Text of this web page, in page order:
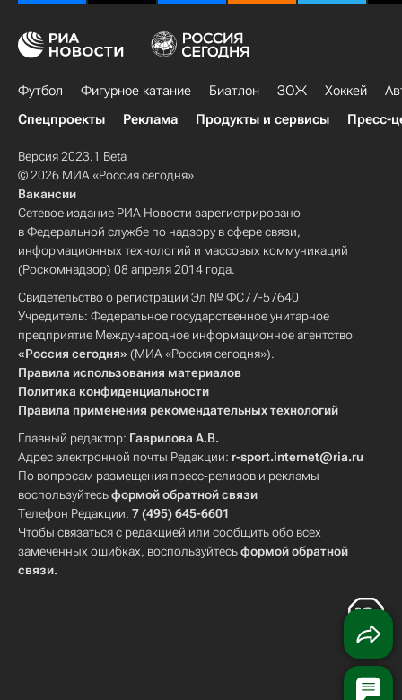
Футбол Фигурное катание Биатлон ЗОЖ Хоккей
Спецпроекты
Реклама Продукты и сервисы Пресс-
Версия 2023.1 Beta
© 2026 МИА «Россия сегодня»
Вакансии
Сетевое издание РИА Новости зарегистрировано
в Федеральной службе по надзору в сфере связи,
информационных технологий и массовых коммуникаций
(Роскомнадзор) 08 апреля 2014 года.
Свидетельство о регистрации Эл № ФС77-57640
Учредитель: Федеральное государственное унитарное
предприятие Международное информационное агентство
«Россия сегодня» (МИА «Россия сегодня»).
Правила использования материалов
Политика конфиденциальности
Правила применения рекомендательных технологий
Главный редактор: Гаврилова А.В.
Адрес электронной почты Редакции: r-sport.internet@ria.ru
По вопросам размещения пресс-релизов и рекламы
воспользуйтесьформой обратной связи
Телефон Редакции: 7 (495) 645-6601
Чтобы связаться с редакцией или сообщить обо всех
замеченных ошибках, воспользуйтесьформой обратной
связи.